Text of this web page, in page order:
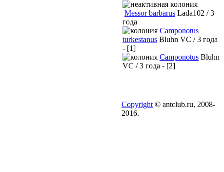
Messor barbarus Lada102 / 3
года
Camponotus
turkestanus Bluhn VC / 3 года
- [1]
Camponotus Bluhn
VC / 3 года - [2]
Copyright © antclub.ru, 2008-
2016.